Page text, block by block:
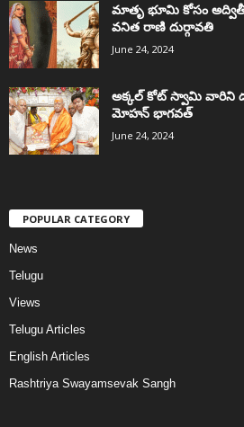
మాతృ భూమి కోసం
వనిత రాణి దుర్గావతి
June 24, 2024
అక్కల్‌ కోట్‌ స్వామి వారిని
మోహన్ భాగవత్
June 24, 2024
POPULAR CATEGORY
News
Telugu
Views
Telugu Articles
English Articles
Rashtriya Swayamsevak Sangh